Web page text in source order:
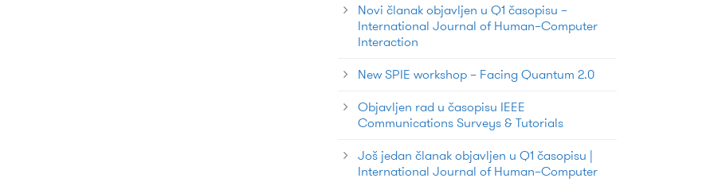
Novi članak objavljen u Q1 časopisu –
International Journal of Human–Computer
Interaction
New SPIE workshop – Facing Quantum 2.0
Objavljen rad u časopisu IEEE
Communications Surveys & Tutorials
Još jedan članak objavljen u Q1 časopisu |
International Journal of Human–Computer